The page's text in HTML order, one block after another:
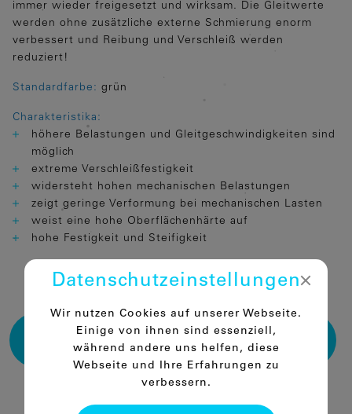
immer wieder freigesetzt und wirksam. Die Gleitwerte
werden ohne zusätzliche externe Schmierung enorm
verbessert und Reibung und Verschleiß werden
reduziert!
Standardfarbe: grün
Charakteristika:
höhere Belastungen und Gleitgeschwindigkeiten sind
möglich
extreme Verschleißfestigkeit
widersteht hohen mechanischen Belastungen
zeigt geringe Verformung bei mechanischen Lasten
weist eine hohe Oberflächenhärte auf
hohe Festigkeit und Steifigkeit
KATALOG FÜR THERMOPLASTISCHE
FERTIGTEILE DOWNLOADEN
Datenschutz­einstellungen
Wir nutzen Cookies auf unserer Webseite.
Einige von ihnen sind essenziell,
während andere uns helfen, diese
Webseite und Ihre Erfahrungen zu
verbessern.